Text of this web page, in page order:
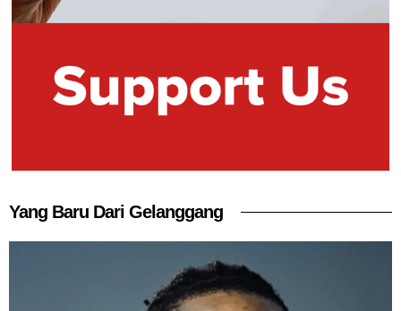
Yang Baru Dari Gelanggang